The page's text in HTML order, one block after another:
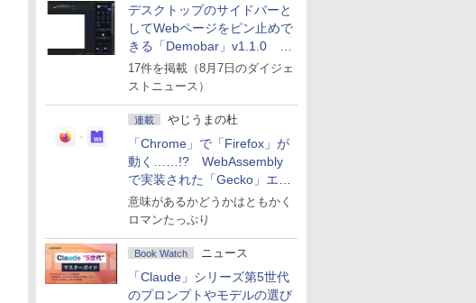
デスクトップのサイドバーと
してWebページをピン止めで
きる「Demobar」v1.1.0 ほ
か
17件を掲載（8月7日のダイジェ
ストニュース）
連載 やじうまの杜
「Chrome」で「Firefox」が
動く……!? WebAssembly
で実装された「Gecko」エン
ジン
意味があるかどうかはともかく
ロマンたっぷり
Book Watch ニュース
「Claude」シリーズ第5世代
のプロンプトやモデルの選び